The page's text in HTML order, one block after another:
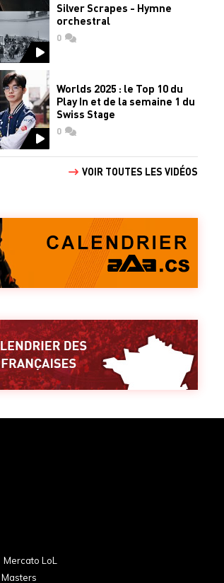
Silver Scrapes - Hymne
orchestral
0commentaires
Worlds 2025 : le Top 10 du
Play In et de la semaine 1 du
Swiss Stage
0commentaires
VOIR TOUTES LES VIDÉOS
Mercato LoL
Masters